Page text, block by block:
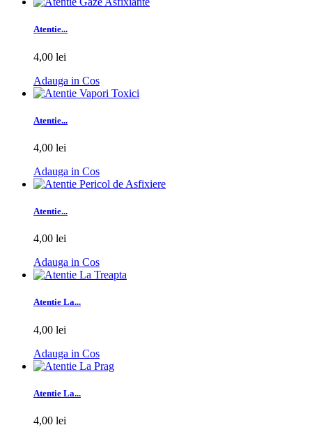
Atentie...
4,00 lei
Adauga in Cos
Atentie...
4,00 lei
Adauga in Cos
Atentie...
4,00 lei
Adauga in Cos
Atentie La...
4,00 lei
Adauga in Cos
Atentie La...
4,00 lei